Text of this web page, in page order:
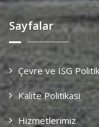
Sayfalar
Çevre ve ISG
Kalite Politikasi
Hizmetlerimiz